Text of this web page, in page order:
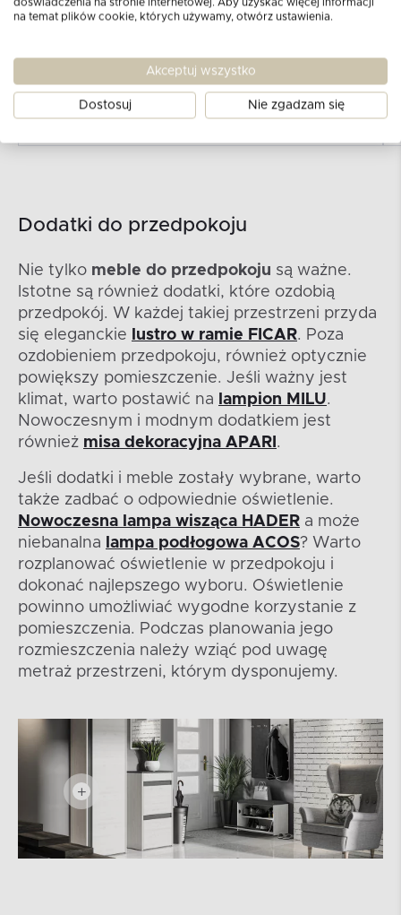
CALLA
Szafka na buty 70 cm z tapicerowanym siedziskiem do...
449
Dodatki do przedpokoju
Nie tylko meble do przedpokoju są ważne.
Istotne są również dodatki, które ozdobią
przedpokój. W każdej takiej przestrzeni przyda
się eleganckie
lustro w ramie FICAR. Poza
ozdobieniem przedpokoju, również optycznie
powiększy pomieszczenie. Jeśli ważny jest
klimat, warto postawić na
lampion MILU.
Nowoczesnym i modnym dodatkiem jest
również misa dekoracyjna APARI .
Jeśli dodatki i meble zostały wybrane, warto
także zadbać o odpowiednie oświetlenie.
Nowoczesna lampa wisząca HADER a może
niebanalna
lampa podłogowa ACOS? Warto
rozplanować oświetlenie w przedpokoju i
dokonać najlepszego wyboru. Oświetlenie
powinno umożliwiać wygodne korzystanie z
pomieszczenia. Podczas planowania jego
rozmieszczenia należy wziąć pod uwagę
metraż przestrzeni, którym dysponujemy.
na temat plików cookie, których używamy, otwórz ustawienia.
Akceptuj wszystko
Dostosuj Nie zgadzam się